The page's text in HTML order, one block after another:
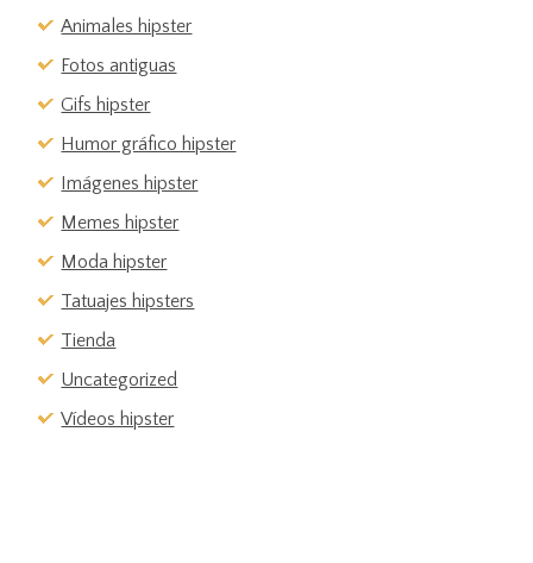
Animales hipster
Fotos antiguas
Gifs hipster
Humor gráfico hipster
Imágenes hipster
Memes hipster
Moda hipster
Tatuajes hipsters
Tienda
Uncategorized
Vídeos hipster